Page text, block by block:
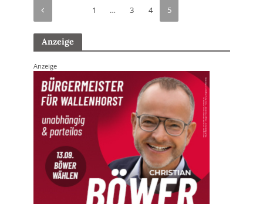
1 … 3 4 5
Anzeige
Anzeige